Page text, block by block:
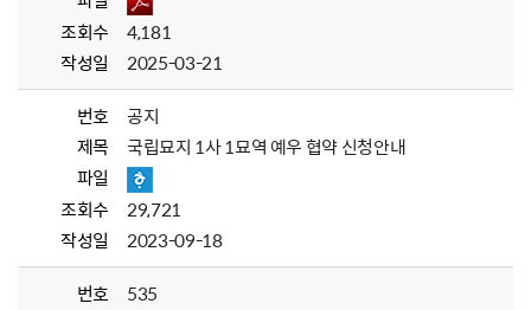
조회수
4,181
작성일
2025-03-21
번호
공지
제목
국립묘지 1사 1묘역 예우 협약 신청안내
파일
조회수
29,721
작성일
2023-09-18
번호
535